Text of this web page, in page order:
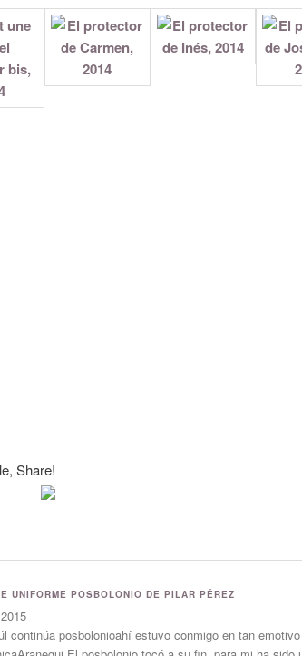
Share!
UNIFORME POSBOLONIO DE PILAR PÉREZ
continúa posbolonioahí estuvo conmigo en tan